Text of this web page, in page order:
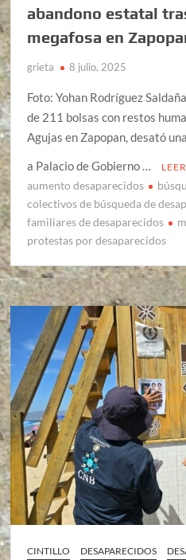
abandono estatal
megafosa en
grieta 8 julio, 2025
Foto: Yohan Rodríguez
de 211 bolsas con restos
Agujas en Zapopan, desató
a Palacio de Gobierno …
aumento desaparecidos
colectivos de búsqueda de
familiares de desaparecidos
protestas por desaparecidos
CINTILLO DESAPARECIDOS